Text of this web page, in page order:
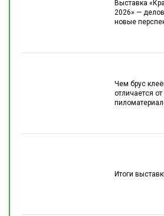
Выставка
2026» —
новые
Чем брус
отличается от
Итоги